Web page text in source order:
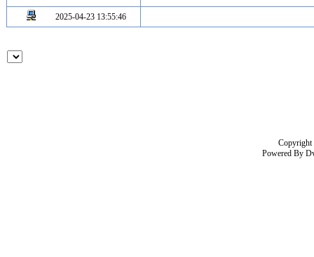
2025-04-23 13:55:46
Powered By